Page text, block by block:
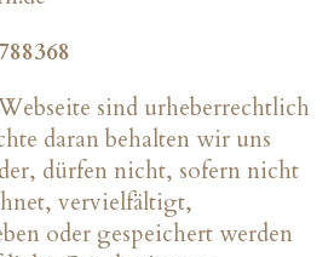
sind urheberrechtlich
daran behalten wir uns
dürfen nicht, sofern nicht
vervielfältigt,
oder gespeichert werden